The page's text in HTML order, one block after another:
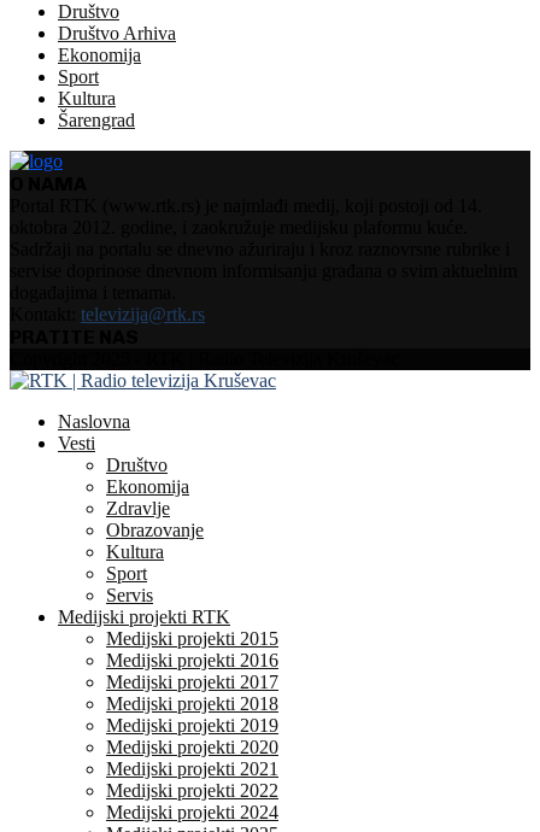
Društvo
Društvo Arhiva
Ekonomija
Sport
Kultura
Šarengrad
televizija@rtk.rs
Naslovna
Vesti
Društvo
Ekonomija
Zdravlje
Obrazovanje
Kultura
Sport
Servis
Medijski projekti RTK
Medijski projekti 2015
Medijski projekti 2016
Medijski projekti 2017
Medijski projekti 2018
Medijski projekti 2019
Medijski projekti 2020
Medijski projekti 2021
Medijski projekti 2022
Medijski projekti 2024